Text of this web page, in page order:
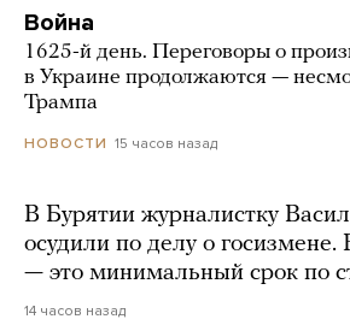
Война
1625-й день. Переговоры о
в Украине продолжаются —
Трампа
НОВОСТИ 15 часов назад
В Бурятии журналистку
осудили по делу о госизмене.
— это минимальный срок по
14 часов назад